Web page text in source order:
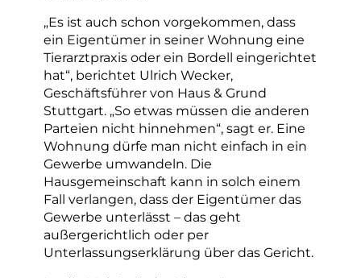
„Es ist auch schon vorgekommen, dass
ein Eigentümer in seiner Wohnung eine
Tierarztpraxis oder ein Bordell eingerichtet
hat“, berichtet Ulrich Wecker,
Geschäftsführer von Haus & Grund
Stuttgart. „So etwas müssen die anderen
Parteien nicht hinnehmen“, sagt er. Eine
Wohnung dürfe man nicht einfach in ein
Gewerbe umwandeln. Die
Hausgemeinschaft kann in solch einem
Fall verlangen, dass der Eigentümer das
Gewerbe unterlässt – das geht
außergerichtlich oder per
Unterlassungserklärung über das Gericht.